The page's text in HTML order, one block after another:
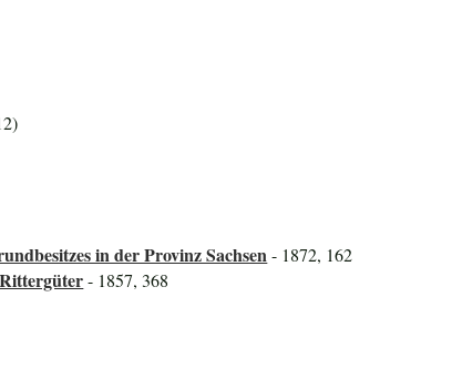
in der Provinz Sachsen- 1872, 162
- 1857, 368